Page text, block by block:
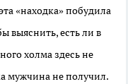
«находка» побудила
выяснить, есть ли в
холма здесь не
мужчина не получил.